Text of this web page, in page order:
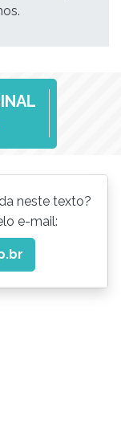
neste texto?
e-mail: